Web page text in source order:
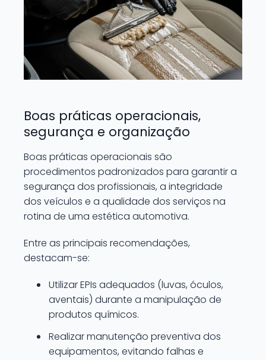
Boas práticas operacionais,
segurança e organização
Boas práticas operacionais são
procedimentos padronizados para garantir a
segurança dos profissionais, a integridade
dos veículos e a qualidade dos serviços na
rotina de uma estética automotiva.
Entre as principais recomendações,
destacam-se:
Utilizar EPIs adequados (luvas, óculos,
aventais) durante a manipulação de
produtos químicos.
Realizar manutenção preventiva dos
equipamentos, evitando falhas e